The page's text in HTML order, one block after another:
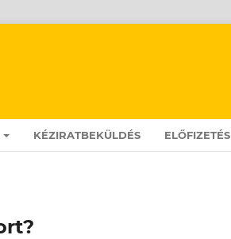
KÉZIRATBEKÜLDÉS ELŐFIZETÉS